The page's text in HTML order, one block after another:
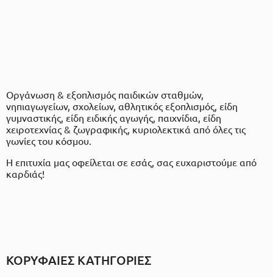
Οργάνωση & εξοπλισμός παιδικών σταθμών,
νηπιαγωγείων, σχολείων, αθλητικός εξοπλισμός, είδη
γυμναστικής, είδη ειδικής αγωγής, παιχνίδια, είδη
χειροτεχνίας & ζωγραφικής, κυριολεκτικά από όλες τις
γωνίες του κόσμου.
Η επιτυχία μας οφείλεται σε εσάς, σας ευχαριστούμε από
καρδιάς!
ΚΟΡΥΦΑΙΕΣ ΚΑΤΗΓΟΡΙΕΣ